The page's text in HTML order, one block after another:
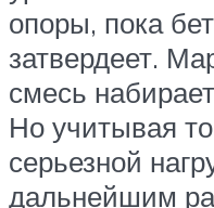
опоры, пока
затвердеет.
смесь
Но учитывая
серьезной
дальнейшим